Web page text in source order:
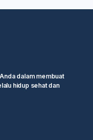
dalam membuat
hidup sehat dan